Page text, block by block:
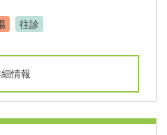
往診
情報